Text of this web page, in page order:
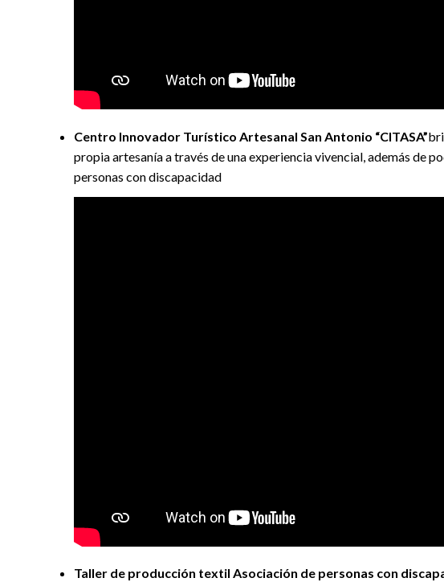
Centro Innovador Turístico Artesanal San Antonio “CITASA”
propia artesanía a través de una experiencia vivencial, además de
personas con discapacidad
Taller de producción textil Asociación de personas con